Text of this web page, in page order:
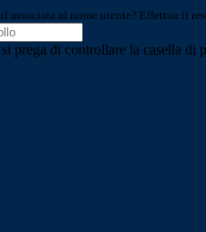
associata al nome utente? Effettua il
prega di controllare la casella di